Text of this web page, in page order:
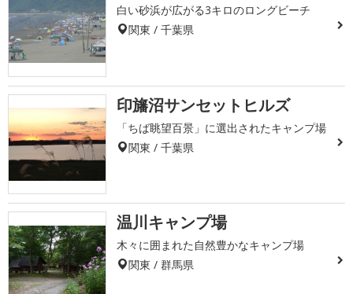
白い砂浜が広がる3キロのロングビーチ
関東 / 千葉県
印旛沼サンセットヒルズ
「ちば眺望百景」に選出されたキャンプ場
関東 / 千葉県
温川キャンプ場
木々に囲まれた自然豊かなキャンプ場
関東 / 群馬県